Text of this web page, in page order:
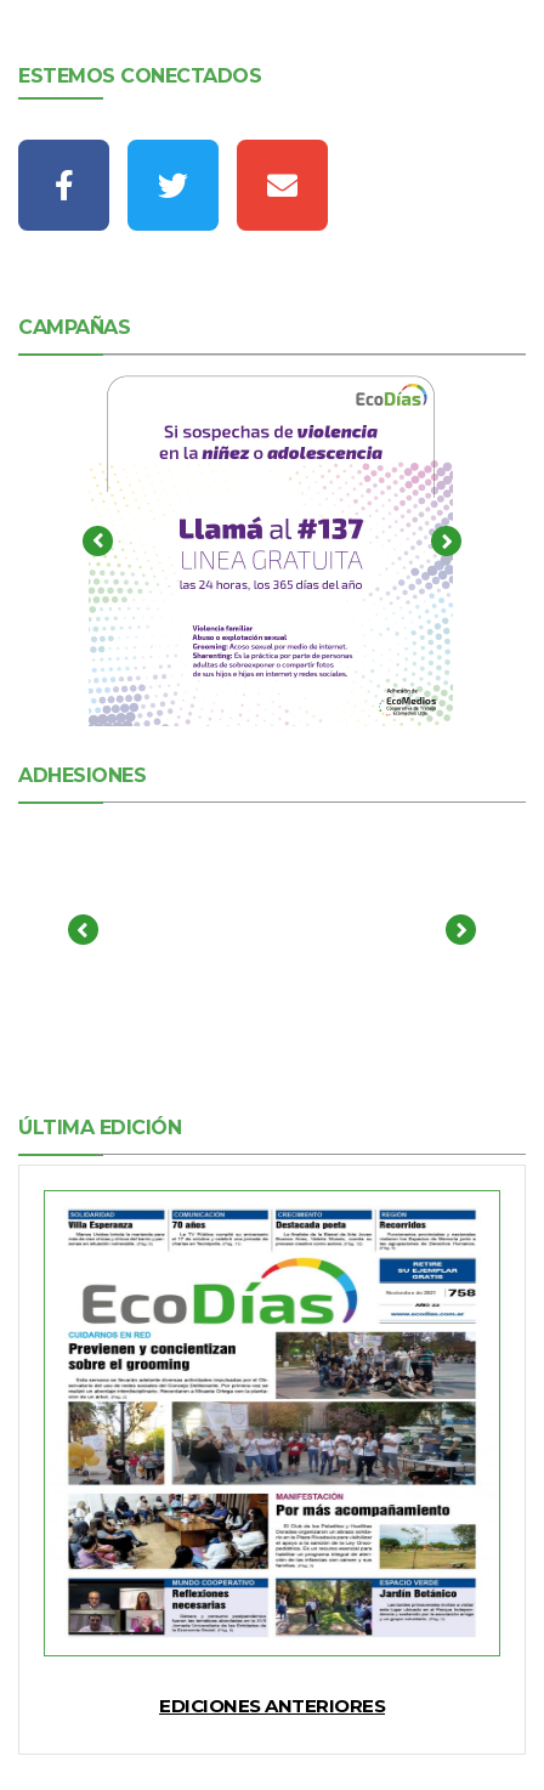
ESTEMOS CONECTADOS
CAMPAÑAS
ADHESIONES
ÚLTIMA EDICIÓN
EDICIONES ANTERIORES